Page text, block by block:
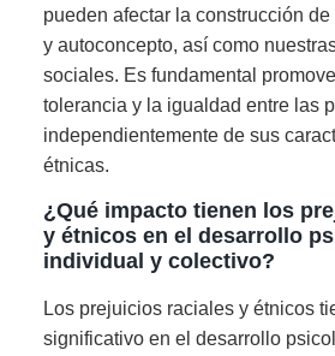
pueden afectar la construcción
y autoconcepto, así como
sociales. Es fundamental
tolerancia y la igualdad entre las
independientemente de sus
étnicas.
¿Qué impacto tienen los
y étnicos en el desarrollo
individual y colectivo?
Los prejuicios raciales y étnicos
significativo en el desarrollo